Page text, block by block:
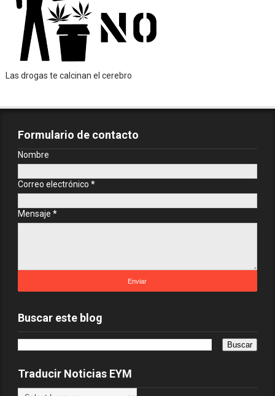
Las drogas te calcinan el cerebro
Formulario de contacto
Nombre
Correo electrónico *
Mensaje *
Buscar este blog
Traducir Noticias EYM